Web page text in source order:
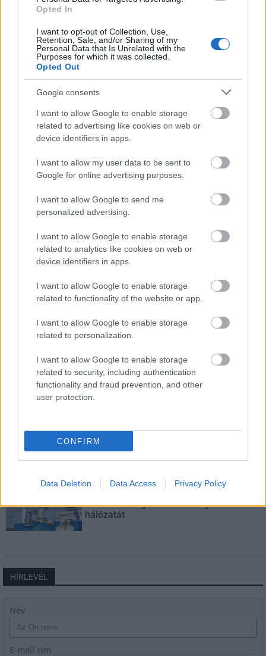
Opted In
I want to opt-out of Collection, Use,
Retention, Sale, and/or Sharing of my
Personal Data that Is Unrelated with the
Purposes for which it was collected.
Opted Out
Google consents
I want to allow Google to enable storage
related to advertising like cookies on web or
device identifiers in apps.
I want to allow my user data to be sent to
Google for online advertising purposes.
I want to allow Google to send me
personalized advertising.
I want to allow Google to enable storage
related to analytics like cookies on web or
device identifiers in apps.
I want to allow Google to enable storage
related to functionality of the website or app.
I want to allow Google to enable storage
related to personalization.
I want to allow Google to enable storage
related to security, including authentication
functionality and fraud prevention, and other
user protection.
CONFIRM
Data Deletion Data Access Privacy Policy
Paks II.: Mit jelent az 5. blokk új mérföldköve a
Megkezdődött az 5. blokk reaktorépületének alaplemez-
kivitelezése, miközben a felülvizsgálat arra keresi a választ,
hogy a megváltozott gazdasági és geopolitikai környezetben
milyen feltételek mellett érdemes továbbvinni Magyarország
egyik legnagyobb beruházását.
Elkészült a Liszt Ferenc repülőtér
közelében lévő logisztikai bázis út- és
Látlelet a hazai víziközművekről?
Egyetlen, fél évszázados vezetéken
múlt Bicske vízellátása
Mohács a csata ötszázadik
évfordulójára
A tengerfenék alatt négy óriáskábellel
Franciaország villamosenergia-
hálózatát
HÍRLEVÉL
Név
E-mail cím